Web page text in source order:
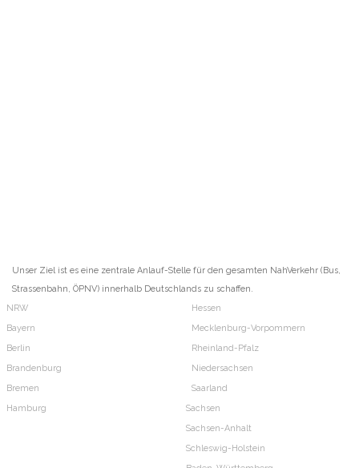
Unser Ziel ist es eine zentrale Anlauf-Stelle für den gesamten NahVerkehr (Bus,
Strassenbahn, ÖPNV) innerhalb Deutschlands zu schaffen.
NRW
Bayern
Berlin
Brandenburg
Bremen
Hamburg
Hessen
Mecklenburg-Vorpommern
Rheinland-Pfalz
Niedersachsen
Saarland
Sachsen
Sachsen-Anhalt
Schleswig-Holstein